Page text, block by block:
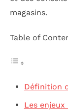
magasins.
Table of
Définition
Les enjeux